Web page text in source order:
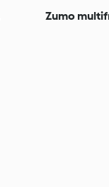
Zumo